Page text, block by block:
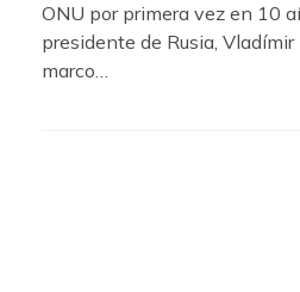
ONU por primera vez en 10
presidente de Rusia,
marco…